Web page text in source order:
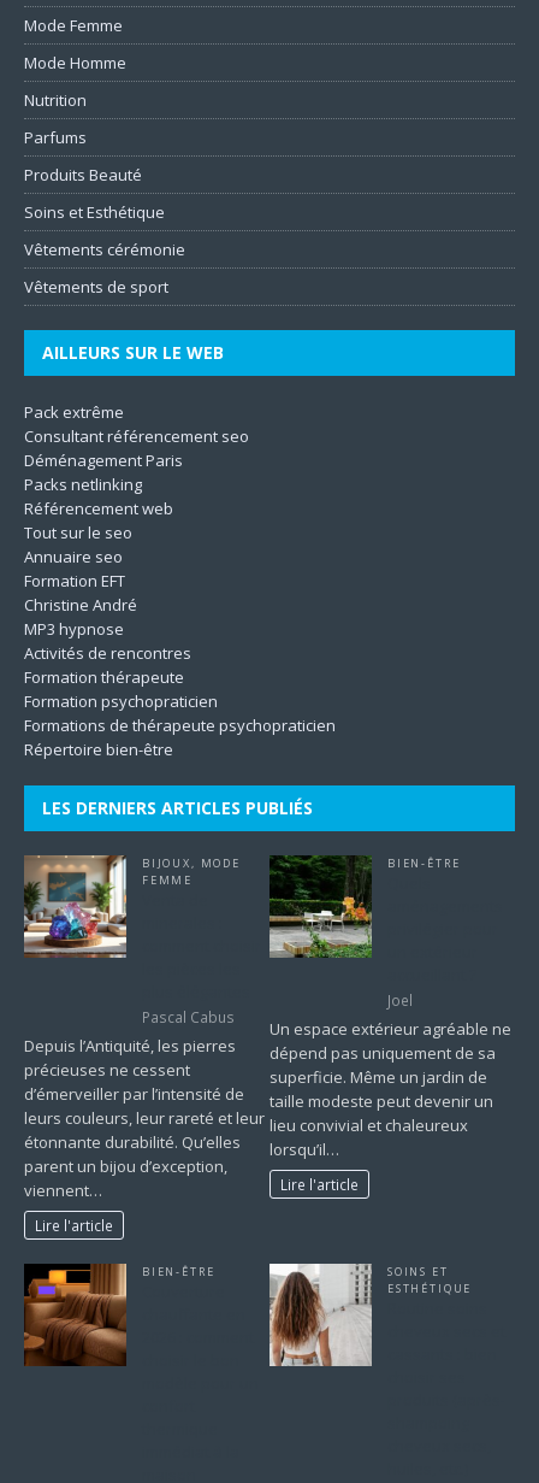
Mode Femme
Mode Homme
Nutrition
Parfums
Produits Beauté
Soins et Esthétique
Vêtements cérémonie
Vêtements de sport
AILLEURS SUR LE WEB
Pack extrême
Consultant référencement seo
Déménagement Paris
Packs netlinking
Référencement web
Tout sur le seo
Annuaire seo
Formation EFT
Christine André
MP3 hypnose
Activités de rencontres
Formation thérapeute
Formation psychopraticien
Formations de thérapeute psychopraticien
Répertoire bien-être
LES DERNIERS ARTICLES PUBLIÉS
BIJOUX, MODE
FEMME
Pascal Cabus
Depuis l’Antiquité, les pierres
précieuses ne cessent
d’émerveiller par l’intensité de
leurs couleurs, leur rareté et leur
étonnante durabilité. Qu’elles
parent un bijou d’exception,
viennent…
Lire l'article
BIEN-ÊTRE
Joel
Un espace extérieur agréable ne
dépend pas uniquement de sa
superficie. Même un jardin de
taille modeste peut devenir un
lieu convivial et chaleureux
lorsqu’il…
Lire l'article
BIEN-ÊTRE
SOINS ET
ESTHÉTIQUE